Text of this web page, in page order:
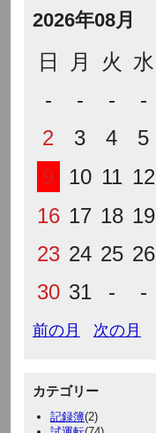
2026年08月
日 月 火 水
-
- - -
2
3 4 5
9
10 11 12
16 17 18 19
23 24 25 26
30 31 - -
前の月 次の月
カテゴリー
記録簿(2)